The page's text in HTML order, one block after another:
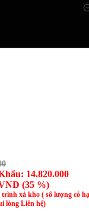
14.820.000
(35 %)
xả kho ( số lượng có
lòng Liên hệ)